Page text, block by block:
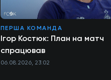
ПЕРША КОМАНДА
Ігор Костюк: План на матч
спрацював
06.08.2026, 23:02